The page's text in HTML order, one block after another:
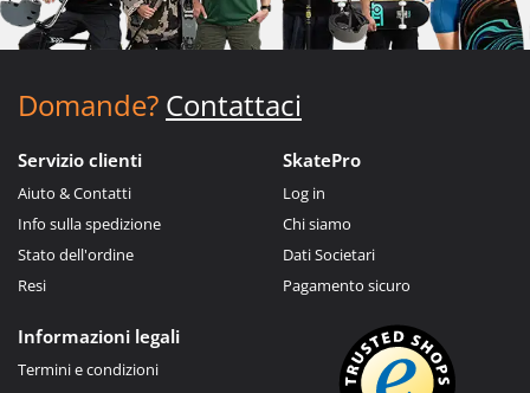
Domande? Contattaci
Servizio clienti
Aiuto & Contatti
Info sulla spedizione
Stato dell'ordine
Resi
SkatePro
Log in
Chi siamo
Dati Societari
Pagamento sicuro
Informazioni legali
Termini e condizioni